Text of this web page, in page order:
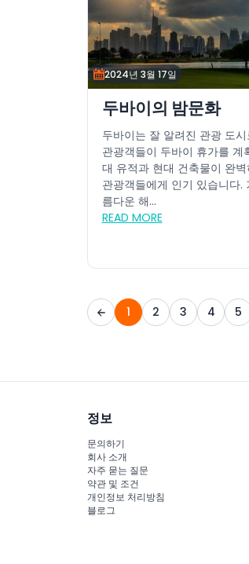
2024년 3월 17일
두바이의 밤문화
두바이는 잘 알려진 관광 도
관광객들이 두바이 휴가를 계
대 유적과 현대 건축물이 완
관광객들에게 인기 있습니다.
름다운 해...
READ MORE
1 2 3 4 5
정보
문의하기
회사 소개
자주 묻는 질문
약관 및 조건
개인정보 처리방침
블로그